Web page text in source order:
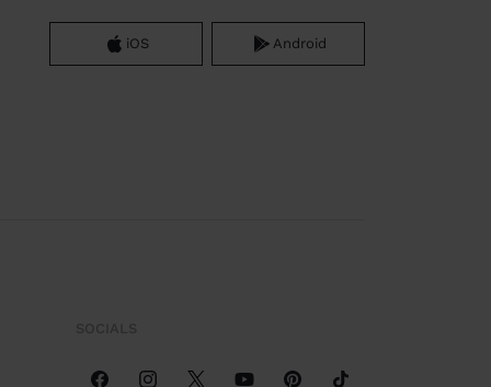
iOS Android